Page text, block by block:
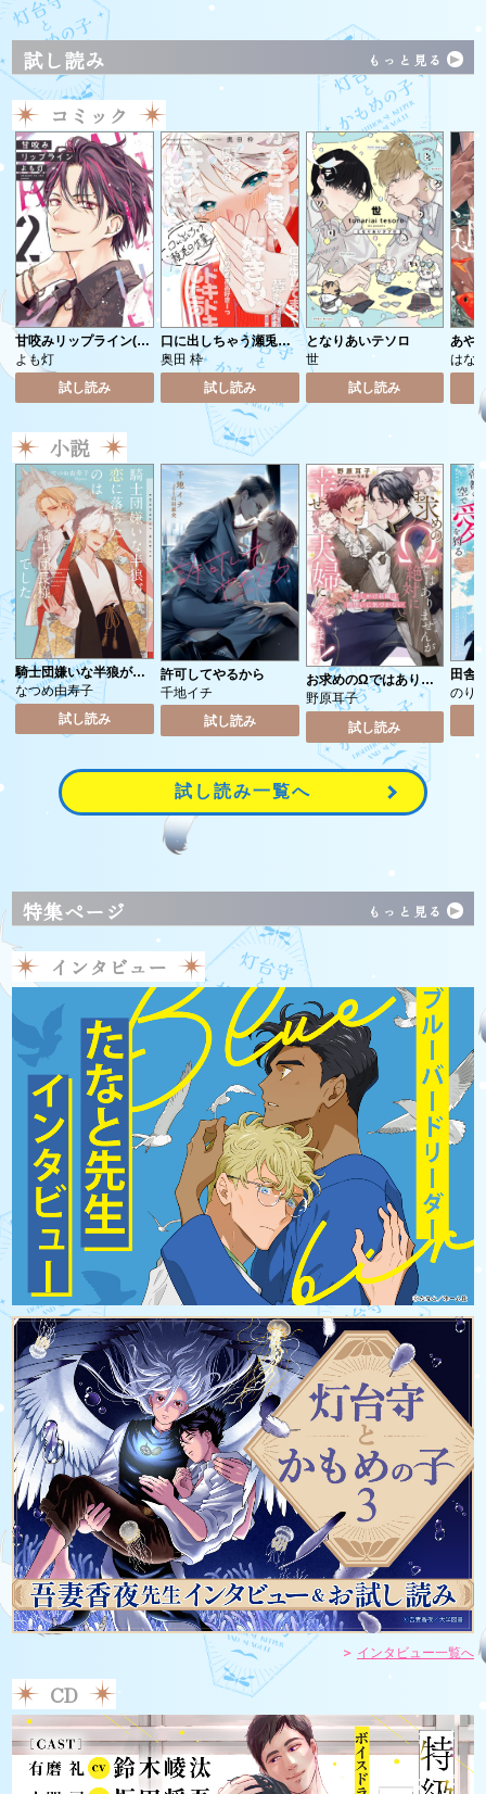
試し読み もっと見る
コミック
甘咬みリップライン(2)
(3)
よも灯
試し読み
口に出しちゃう瀬兎口
先輩
奥田 枠
試し読み
となりあいテソロ
世
試し読み
あや
はな
小説
騎士団嫌いな半狼が恋
に落ちたのは騎士団長
様でした
なつめ由寿子
試し読み
許可してやるから
千地イチ
試し読み
お求めのΩではありま
せんが絶対に幸せ夫婦
になってみせます！
押しかけ花嫁は両想い
に気づかない
野原耳子
試し読み
田舎
帝都
大自
院に
のり
試し読み一覧へ
特集ページ もっと見る
インタビュー
インタビュー一覧へ
CD